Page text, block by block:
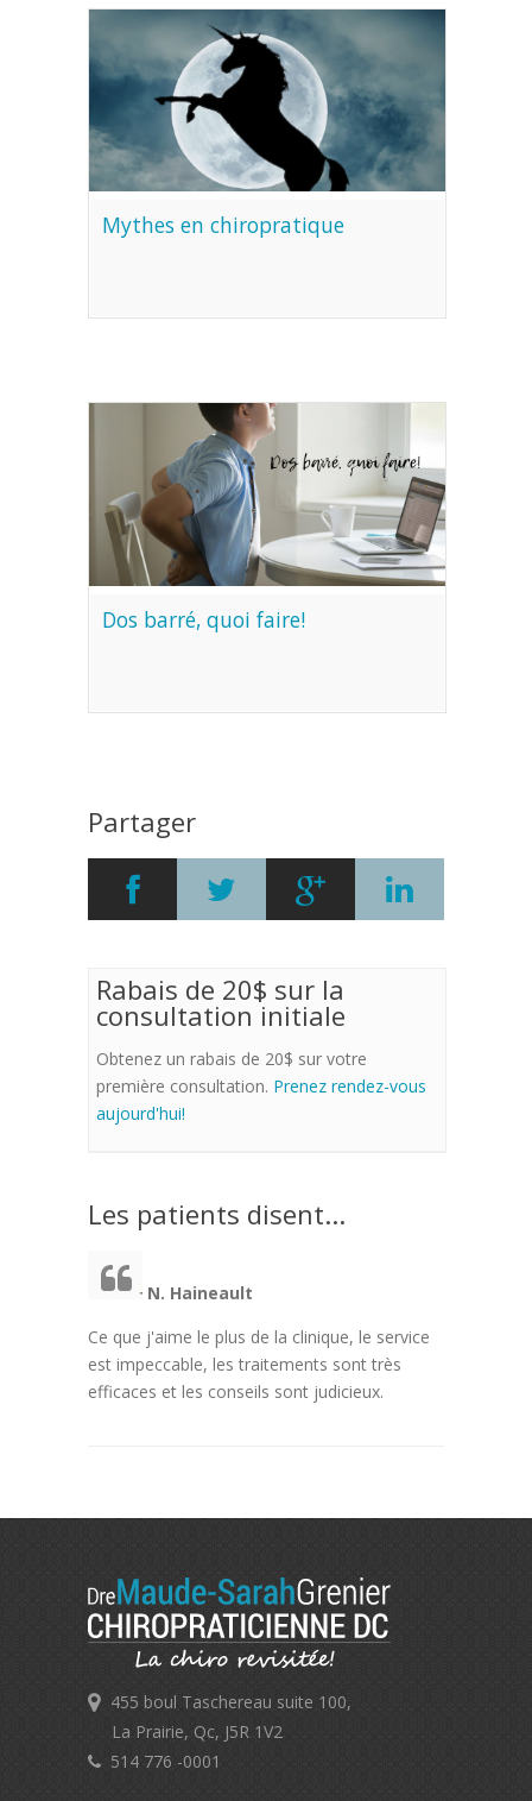
Mythes en chiropratique
Dos barré, quoi faire!
Partager
Rabais de 20$ sur la
consultation initiale
Obtenez un rabais de 20$ sur votre
première consultation. Prenez rendez-vous
aujourd'hui!
Les patients disent...
N. Haineault
Ce que j'aime le plus de la clinique, le service
est impeccable, les traitements sont très
efficaces et les conseils sont judicieux.
455 boul Taschereau suite 100,
La Prairie, Qc, J5R 1V2
514 776 -0001